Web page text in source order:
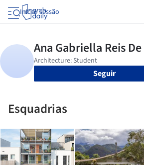
Iniciar sessão
Seguir
Esquadrias